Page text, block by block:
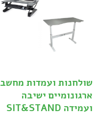
שולחנות ועמדות מחשב
ארגונומיים ישיבה
ועמידה SIT&STAND